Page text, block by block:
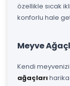
özellikle sıcak
konforlu hale
Meyve
Kendi
ağaçları